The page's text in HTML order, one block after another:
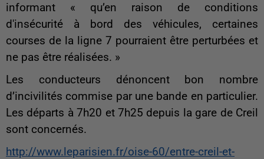
informant « qu’en raison de conditions
d'insécurité à bord des véhicules, certaines
courses de la ligne 7 pourraient être perturbées et
ne pas être réalisées. »
Les conducteurs dénoncent bon nombre
d’incivilités commise par une bande en particulier.
Les départs à 7h20 et 7h25 depuis la gare de Creil
sont concernés.
http://www.leparisien.fr/oise-60/entre-creil-et-